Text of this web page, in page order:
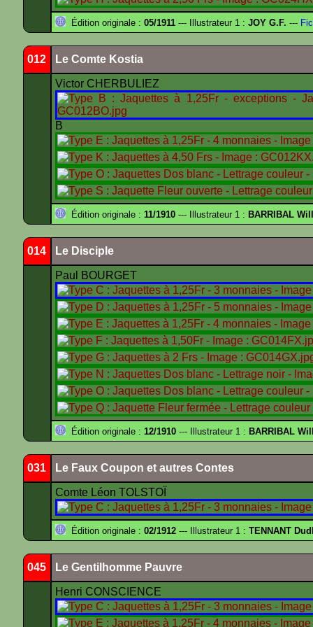
Édition originale : 05/1911 --- Illustrateur 1 : JOY G.F. ---
012 Le Comte Kostia
Victor CHERBULIEZ
B
Édition originale : 11/1910 --- Illustrateur 1 : BARRIBAL
014 Le Disciple
Paul BOURGET
Édition originale : 12/1910 --- Illustrateur 1 : BARRIBAL
031 Le Faux Coupon et autres Contes
Comte Léon TOLSTOÏ
Édition originale : 02/1912 --- Illustrateur 1 : TENNANT
045 Le Gentilhomme Pauvre
Henri CONSCIENCE